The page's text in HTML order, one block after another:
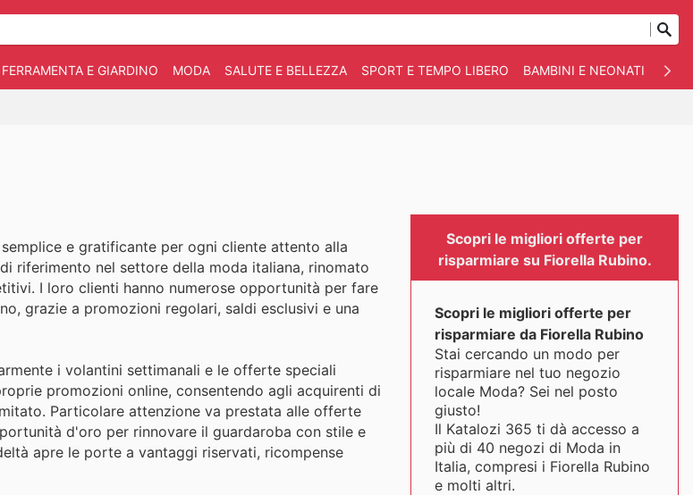
FERRAMENTA E GIARDINO MODA SALUTE E BELLEZZA SPORT E TEMPO LIBERO BAMBINI E NEONATI
e gratificante per ogni cliente attento alla
riferimento nel settore della moda italiana, rinomato
I loro clienti hanno numerose opportunità per fare
grazie a promozioni regolari, saldi esclusivi e una
i volantini settimanali e le offerte speciali
promozioni online, consentendo agli acquirenti di
Particolare attenzione va prestata alle offerte
d'oro per rinnovare il guardaroba con stile e
apre le porte a vantaggi riservati, ricompense
Scopri le migliori offerte per
risparmiare su Fiorella Rubino.
Scopri le migliori offerte per
risparmiare da Fiorella Rubino
Stai cercando un modo per
risparmiare nel tuo negozio
locale Moda? Sei nel posto
giusto!
Il Katalozi 365 ti dà accesso a
più di 40 negozi di Moda in
Italia, compresi i Fiorella Rubino
e molti altri.